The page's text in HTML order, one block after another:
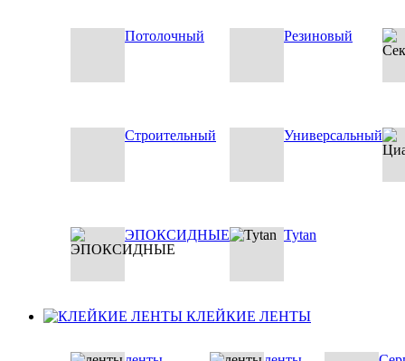
Потолочный Резиновый
Строительный Универсальный
ЭПОКСИДНЫЕ Tytan
КЛЕЙКИЕ ЛЕНТЫ